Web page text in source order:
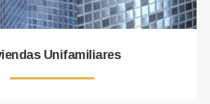
Unifamiliares